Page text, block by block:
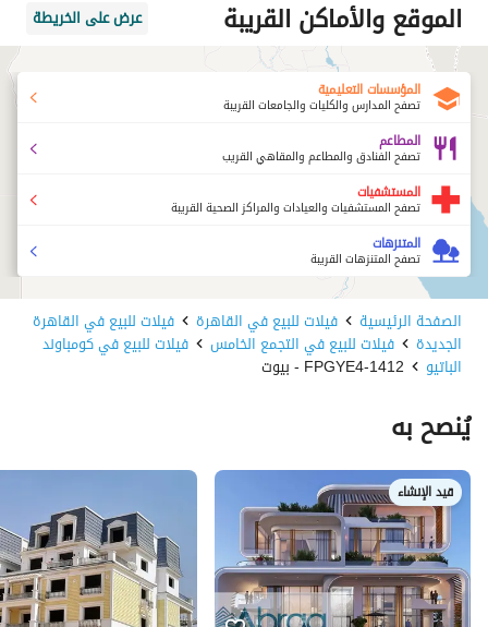
الموقع والأماكن القريبة عرض على الخريطة
المؤسسات التعليمية
تصفح المدارس والكليات والجامعات القريبة
المطاعم
تصفح الفنادق والمطاعم والمقاهي القريب
المستشفيات
تصفح المستشفيات والعيادات والمراكز الصحية القريبة
المتنزهات
تصفح المتنزهات القريبة
الصفحة الرئيسية فيلات للبيع في القاهرة فيلات للبيع في القاهرة
الجديدة فيلات للبيع في التجمع الخامس فيلات للبيع في كومباوند
الباتيو 1412-FPGYE4 - بيوت
يُنصح به
قيد الإنشاء